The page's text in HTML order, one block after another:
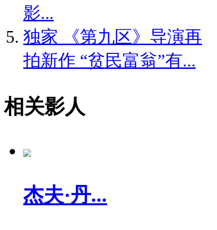
影...
独家
《第九区》导演再
拍新作 “贫民富翁”有...
相关影人
杰夫·丹...